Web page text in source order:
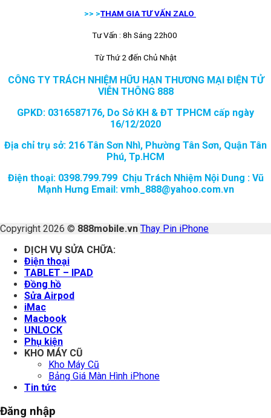
>> >THAM GIA TƯ VẤN ZALO
Tư Vấn : 8h Sáng 22h00
Từ Thứ 2 đến Chủ Nhật
CÔNG TY TRÁCH NHIỆM HỮU HẠN THƯƠNG MẠI ĐIỆN TỬ
VIỄN THÔNG 888
GPKD: 0316587176, Do Sở KH & ĐT TPHCM cấp ngày
16/12/2020
Địa chỉ trụ sở: 216 Tân Sơn Nhì, Phường Tân Sơn, Quận Tân
Phú, Tp.HCM
Điện thoại: 0398.799.799 Chịu Trách Nhiệm Nội Dung : Vũ
Mạnh Hưng Email: vmh_888@yahoo.com.vn
Copyright 2026 © 888mobile.vn Thay Pin iPhone
DỊCH VỤ SỬA CHỮA:
Điện thoại
TABLET – IPAD
Đồng hồ
Sửa Airpod
iMac
Macbook
UNLOCK
Phụ kiện
KHO MÁY CŨ
Kho Máy Cũ
Bảng Giá Màn Hình iPhone
Tin tức
Đăng nhập